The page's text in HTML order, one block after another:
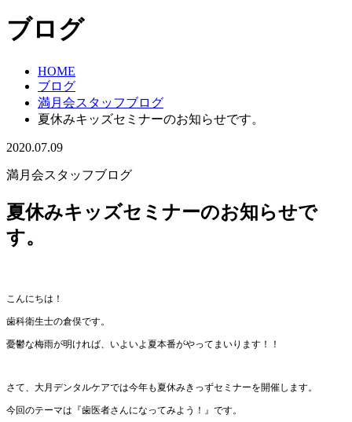
ブログ
HOME
ブログ
満月会スタッフブログ
夏休みキッズセミナーのお知らせです。
2020.07.09
満月会スタッフブログ
夏休みキッズセミナーのお知らせで
す。
こんにちは！
歯科衛生士の倉俣です。
憂鬱な梅雨が明ければ、いよいよ夏本番がやってまいります！！
さて、大月デンタルケアでは今年も夏休みきっずセミナーを開催します。
今回のテーマは『歯医者さんになってみよう！』です。